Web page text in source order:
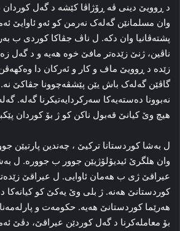
د ڕوویێ دینی ڤه‌ ڕۆژاڤا کێشه‌ د گه‌ل کوردان
وان مسلمانێن گه‌له‌ک نه‌رمن کو ئه‌و ئاوایێ
پشته‌ڤانیا وان دکه‌. ل ناڤ جڤاکا کوردی ب
ناڤین، ژنێ زێده‌تر مافێ خوه‌ هه‌یه‌ و د گه‌ل
زێده‌ د ڕوویێ ماف و کار و ئه‌رکان دا
گاڤێن گه‌له‌ک باش یێن پێشڤه‌چوونا جڤاکێ
نه‌بوونا ده‌سته‌یه‌کا‌ سه‌رکردایه‌تیکرنا گه‌له‌.
هیچ وێ کیانێ قه‌بول ناکن کو ژ بۆ کوردان
ل به‌شا کوردستانا ترکیێ ، چه‌ندین پارتیێن
وان هلگرێ ئیدیۆلۆژیێن جوور ب جووره‌. ل
کوردستانێ هه‌نه‌. ژ بلی وێ یه‌کێ کو
هه‌رێما کوردستانێ هه‌یه‌. حکومه‌ت و
بۆ معاملەکرنا د گه‌ل کوردێن عیراقێ، دڤێ